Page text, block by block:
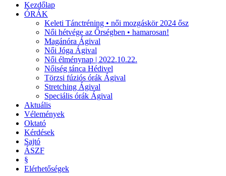
Kezdőlap
ÓRÁK
Keleti Tánctréning • női mozgáskör 2024 ősz
Női hétvége az Őrségben • hamarosan!
Magánóra Ágival
Női Jóga Ágival
Női élménynap | 2022.10.22.
Nőiség tánca Hédivel
Törzsi fúziós órák Ágival
Stretching Ágival
Speciális órák Ágival
Aktuális
Vélemények
Oktató
Kérdések
Sajtó
ÁSZF
§
Elérhetőségek